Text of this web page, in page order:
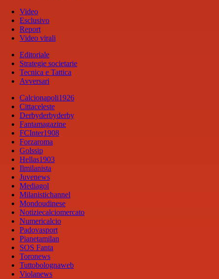
Video
Esclusivo
Report
Video virali
Editoriale
Strategie societarie
Tecnica e Tattica
Avversari
Calcionapoli1926
Cittaceleste
Derbyderbyderby
Fantamagazine
FCInter1908
Forzaroma
Golssip
Hellas1903
Ilmilanista
Juvenews
Mediagol
Milanistichannel
Mondoudinese
Notiziecalciomercato
Numericalcio
Padovasport
Pianetamilan
SOS Fanta
Toronews
Tuttobolognaweb
Violanews